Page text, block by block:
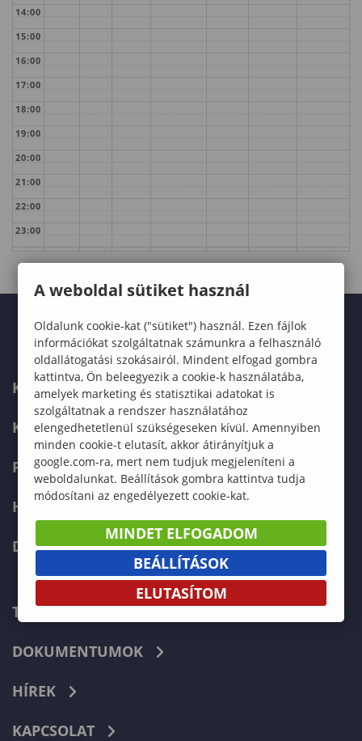
14:00
15:00
16:00
17:00
18:00
19:00
20:00
21:00
22:00
23:00
KARUNK
KÉPZÉSEK
FELVÉTELIZŐKNEK
HALLGATÓKNAK
DOKTORI ISKOLA
TELEFONKÖNYV
DOKUMENTUMOK
HÍREK
KAPCSOLAT
A weboldal sütiket használ
Oldalunk cookie-kat ("sütiket") használ. Ezen fájlok
információkat szolgáltatnak számunkra a felhasználó
oldallátogatási szokásairól. Mindent elfogad gombra
kattintva, Ön beleegyezik a cookie-k használatába,
amelyek marketing és statisztikai adatokat is
szolgáltatnak a rendszer használatához
elengedhetetlenül szükségeseken kívül. Amennyiben
minden cookie-t elutasít, akkor átirányítjuk a
google.com-ra, mert nem tudjuk megjeleníteni a
weboldalunkat. Beállítások gombra kattintva tudja
módosítani az engedélyezett cookie-kat.
MINDET ELFOGADOM
BEÁLLÍTÁSOK
ELUTASÍTOM